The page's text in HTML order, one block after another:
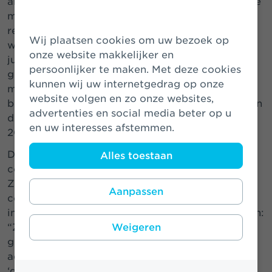
Wij plaatsen cookies om uw bezoek op
onze website makkelijker en
persoonlijker te maken. Met deze cookies
kunnen wij uw internetgedrag op onze
website volgen en zo onze websites,
advertenties en social media beter op u
en uw interesses afstemmen.
Alles toestaan
Aanpassen
Weigeren
moeders bestaat, heeft de tweede moeder dan
recht op vaderschapsverlof? Als we het correct
willen zeggen, gaat het dus om de tweede
juridische ouder. En hoe is het ouderschapsverlof
geregeld bij een gezin van twee vaders als de
moeder alleen draagmoeder is? Dit zijn
belangrijke punten die nu worden meegenomen in
de onderhandelingen voor een nieuwe cao voor
2024.”
De Diversiteitscommissie werkt ook aan de
communicatie binnen Athora. Het merk
Zwitserleven is bijvoorbeeld bezig om een aantal
communicatiemiddelen te vernieuwen en
inclusiever te maken dan nu het geval is. Derk Jan:
“Zo zijn we bezig om partners van een gelijk
geslacht beter te registreren in onze
administratieve systemen. En om bijvoorbeeld